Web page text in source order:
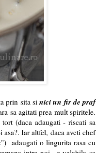
prin sita sinici un fir de praf
sa agitati prea mult spiritele.
(daca adaugati - riscati sa
Iar altfel, daca aveti chef
adaugati o lingurita rasa cu